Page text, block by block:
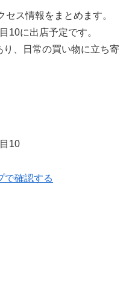
ス情報をまとめます。
10に出店予定です。
、日常の買い物に立ち寄
10
で確認する